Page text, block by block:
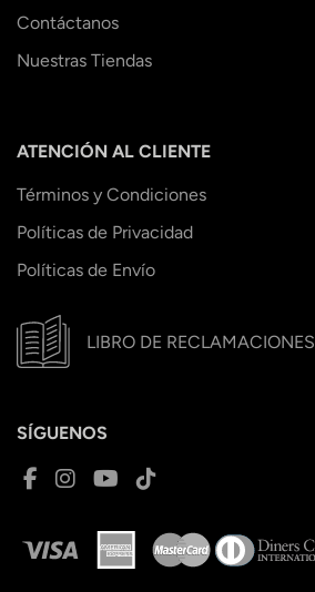
Contáctanos
Nuestras Tiendas
ATENCIÓN AL CLIENTE
Términos y Condiciones
Políticas de Privacidad
Políticas de Envío
LIBRO DE RECLAMACIONES
SÍGUENOS